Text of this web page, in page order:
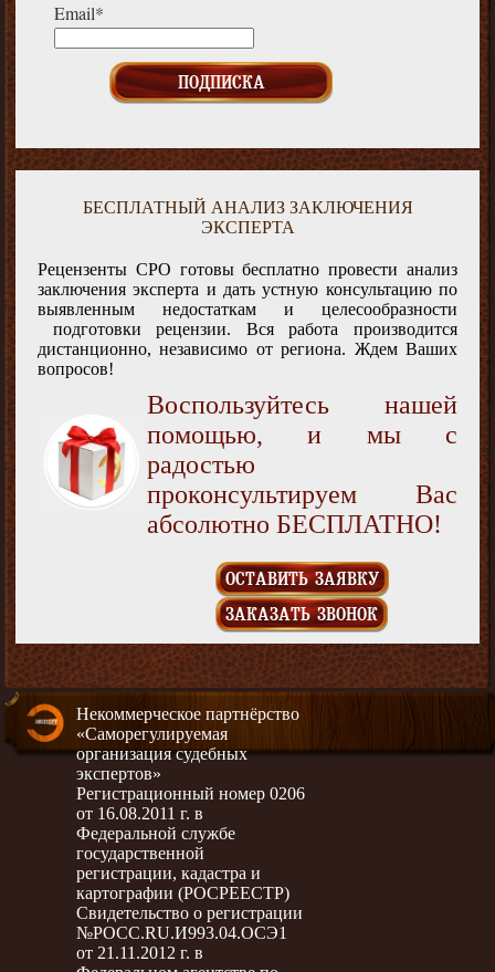
Email*
БЕСПЛАТНЫЙ АНАЛИЗ ЗАКЛЮЧЕНИЯ
ЭКСПЕРТА
Рецензенты СРО готовы бесплатно провести анализ
заключения эксперта и дать устную консультацию по
выявленным недостаткам и целесообразности
подготовки рецензии. Вся работа производится
дистанционно, независимо от региона. Ждем Ваших
вопросов!
Воспользуйтесь нашей
помощью, и мы с
радостью
проконсультируем Вас
абсолютно БЕСПЛАТНО!
ОСТАВИТЬ ЗАЯВКУ
ЗАКАЗАТЬ ЗВОНОК
Некоммерческое партнёрство
«Саморегулируемая
организация судебных
экспертов»
Регистрационный номер 0206
от 16.08.2011 г. в
Федеральной службе
государственной
регистрации, кадастра и
картографии (РОСРЕЕСТР)
Свидетельство о регистрации
№РОСС.RU.И993.04.ОСЭ1
от 21.11.2012 г. в